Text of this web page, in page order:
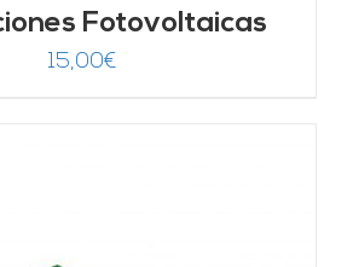
Fotovoltaicas
15,00€